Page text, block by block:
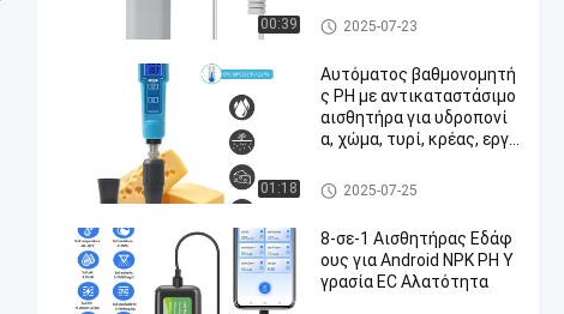
00:39 Μετρητής pH Bluetooth
2025-07-23
01:18
Αυτόματος βαθμονομητή
ς PH με αντικαταστάσιμο
αισθητήρα για υδροπονί
α, χώμα, τυρί, κρέας, εργα
Μετρητής pH Bluetooth
2025-07-25
8-σε-1 Αισθητήρας Εδάφ
ους για Android NPK PH Υ
γρασία EC Αλατότητα